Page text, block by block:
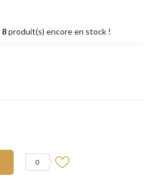
8produit(s) encore en stock !
0